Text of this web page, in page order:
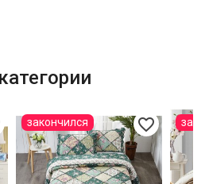
favorite_border
закончился